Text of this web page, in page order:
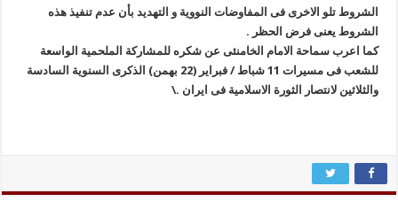
الشروط تلو الاخری فی المفاوضات النوویة و التهدید بأن عدم تنفیذ هذه
الشروط یعنی فرض الحظر .
کما اعرب سماحة الامام الخامنئی عن شکره للمشارکة الملحمیة الواسعة
للشعب فی مسیرات 11 شباط / فبرایر (22 بهمن) الذکرى السنویة السادسة
والثلاثین لانتصار الثورة الاسلامیة فی ایران .\